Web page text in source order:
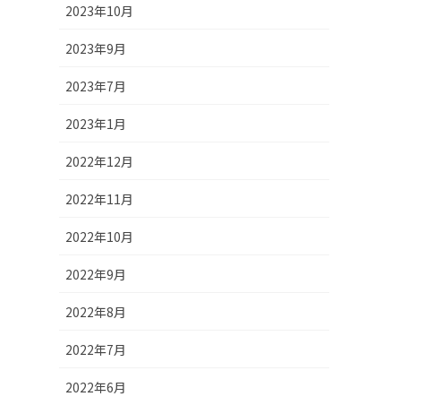
2023年10月
2023年9月
2023年7月
2023年1月
2022年12月
2022年11月
2022年10月
2022年9月
2022年8月
2022年7月
2022年6月